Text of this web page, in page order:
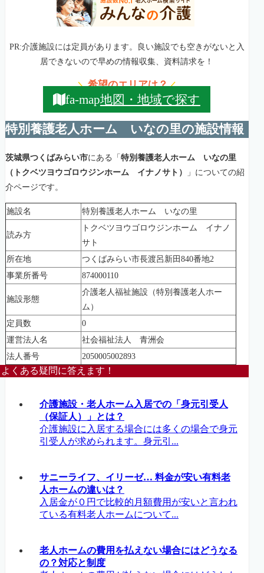
PR:介護施設には定員があります。良い施設でも空きがないと入
居できないので早めの情報収集、資料請求を！
＼希望のエリアは？／
fa-map地図・地域で探す
特別養護老人ホーム いなの里の施設情報
茨城県つくばみらい市にある「 特別養護老人ホーム いなの里
（トクベツヨウゴロウジンホーム イナノサト）
」についての紹
介ページです。
施設名 特別養護老人ホーム いなの里
読み方
トクベツヨウゴロウジンホーム イナノ
サト
所在地
つくばみらい市長渡呂新田840番地2
事業所番号
874000110
施設形態
介護老人福祉施設（特別養護老人ホー
ム）
定員数
0
運営法人名
社会福祉法人 青洲会
法人番号
2050005002893
よくある疑問に答えます！
介護施設・老人ホーム入居での「身元引受人
（保証人）」とは？
介護施設に入居する場合には多くの場合で身元
引受人が求められます。身元引...
サニーライフ、イリーゼ… 料金が安い有料老
人ホームの違いは？
入居金が０円で比較的月額費用が安いと言われ
ている有料老人ホームについて...
老人ホームの費用を払えない場合にはどうなる
の？対応と制度